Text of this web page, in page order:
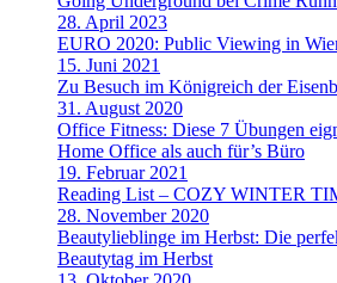
28. April 2023
EURO 2020: Public Viewing in
15. Juni 2021
Zu Besuch im Königreich der
31. August 2020
Office Fitness: Diese 7 Übungen
Home Office als auch für’s Büro
19. Februar 2021
Reading List – COZY WINTER
28. November 2020
Beautylieblinge im Herbst: Die
Beautytag im Herbst